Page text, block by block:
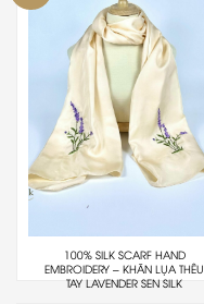
100% SILK SCARF HAND
EMBROIDERY – KHĂN LỤA THÊU
TAY LAVENDER SEN SILK